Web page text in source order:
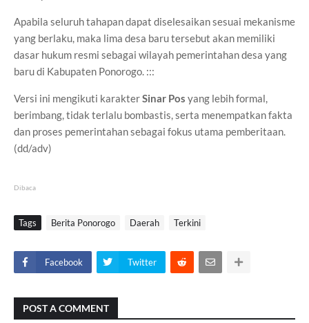
Apabila seluruh tahapan dapat diselesaikan sesuai mekanisme
yang berlaku, maka lima desa baru tersebut akan memiliki
dasar hukum resmi sebagai wilayah pemerintahan desa yang
baru di Kabupaten Ponorogo. :::
Versi ini mengikuti karakterSinar Pos yang lebih formal,
berimbang, tidak terlalu bombastis, serta menempatkan fakta
dan proses pemerintahan sebagai fokus utama pemberitaan.
(dd/adv)
Dibaca
Tags Berita Ponorogo Daerah Terkini
Facebook Twitter
POST A COMMENT